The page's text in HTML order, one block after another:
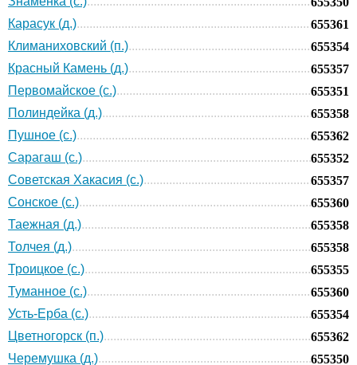
Карасук (д.)
655361
Климаниховский (п.)
655354
Красный Камень (д.)
655357
Первомайское (с.)
655351
Полиндейка (д.)
655358
Пушное (с.)
655362
Сарагаш (с.)
655352
Советская Хакасия (с.)
655357
Сонское (с.)
655360
Таежная (д.)
655358
Толчея (д.)
655358
Троицкое (с.)
655355
Туманное (с.)
655360
Усть-Ерба (с.)
655354
Цветногорск (п.)
655362
Черемушка (д.)
655350